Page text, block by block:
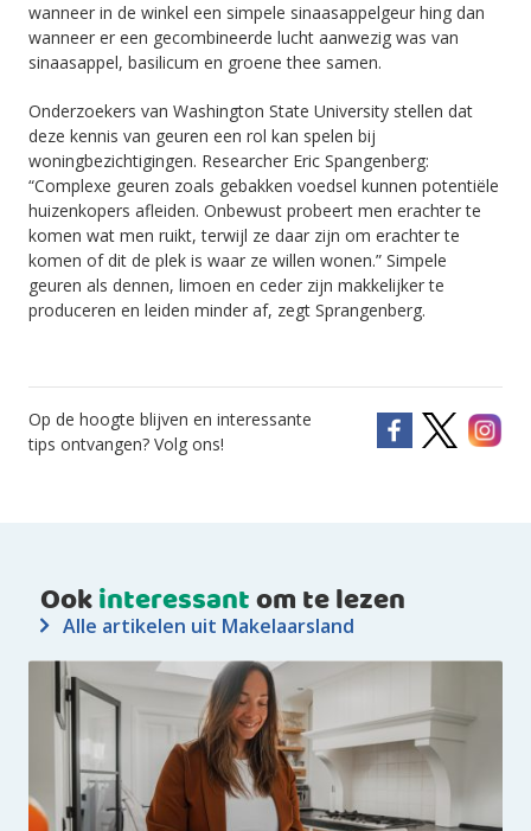
wanneer in de winkel een simpele sinaasappelgeur hing dan
wanneer er een gecombineerde lucht aanwezig was van
sinaasappel, basilicum en groene thee samen.
Onderzoekers van Washington State University stellen dat
deze kennis van geuren een rol kan spelen bij
woningbezichtigingen. Researcher Eric Spangenberg:
“Complexe geuren zoals gebakken voedsel kunnen potentiële
huizenkopers afleiden. Onbewust probeert men erachter te
komen wat men ruikt, terwijl ze daar zijn om erachter te
komen of dit de plek is waar ze willen wonen.” Simpele
geuren als dennen, limoen en ceder zijn makkelijker te
produceren en leiden minder af, zegt Sprangenberg.
Op de hoogte blijven en interessante
tips ontvangen? Volg ons!
Ookinteressantom te lezen
Alle artikelen uit Makelaarsland